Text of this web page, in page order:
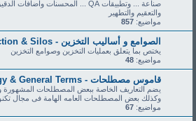
والتعقيم والتطهير
مواضيع: 857
الصوامع و أساليب التخزين - Storage Section & Silos
يختص بما يتعلق بعمليات التخزين وصوامع التخزين
مواضيع: 48
قاموس مصطلحات - Milling Technology & General Terms
يضم التعاريف الخاصة ببعض المصطلحات المشهورة
وكذلك بعض المصطلحات العامه الهامة فى مجال
مواضيع: 67